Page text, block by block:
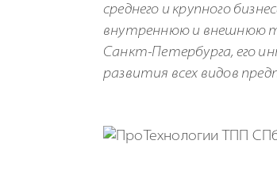
среднего и крупного
внутреннюю и внешнюю
Санкт-Петербурга, его
развития всех видов